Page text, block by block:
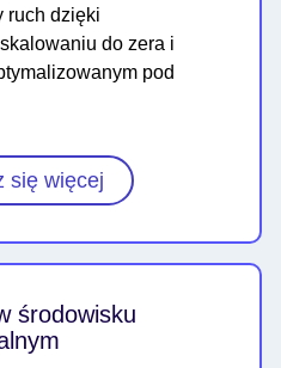
ruch dzięki
do zera i
pod
się więcej
środowisku